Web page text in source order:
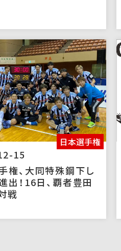
日本選手権
15
権、大同特殊鋼下し
出！16日、覇者豊田
戦